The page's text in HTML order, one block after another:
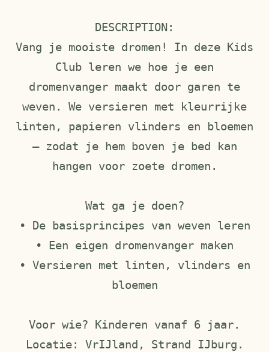
DESCRIPTION:
Vang je mooiste dromen! In deze Kids
Club leren we hoe je een
dromenvanger maakt door garen te
weven. We versieren met kleurrijke
linten, papieren vlinders en bloemen
— zodat je hem boven je bed kan
hangen voor zoete dromen.
Wat ga je doen?
• De basisprincipes van weven leren
• Een eigen dromenvanger maken
• Versieren met linten, vlinders en
bloemen
Voor wie? Kinderen vanaf 6 jaar.
Locatie: VrIJland, Strand IJburg.